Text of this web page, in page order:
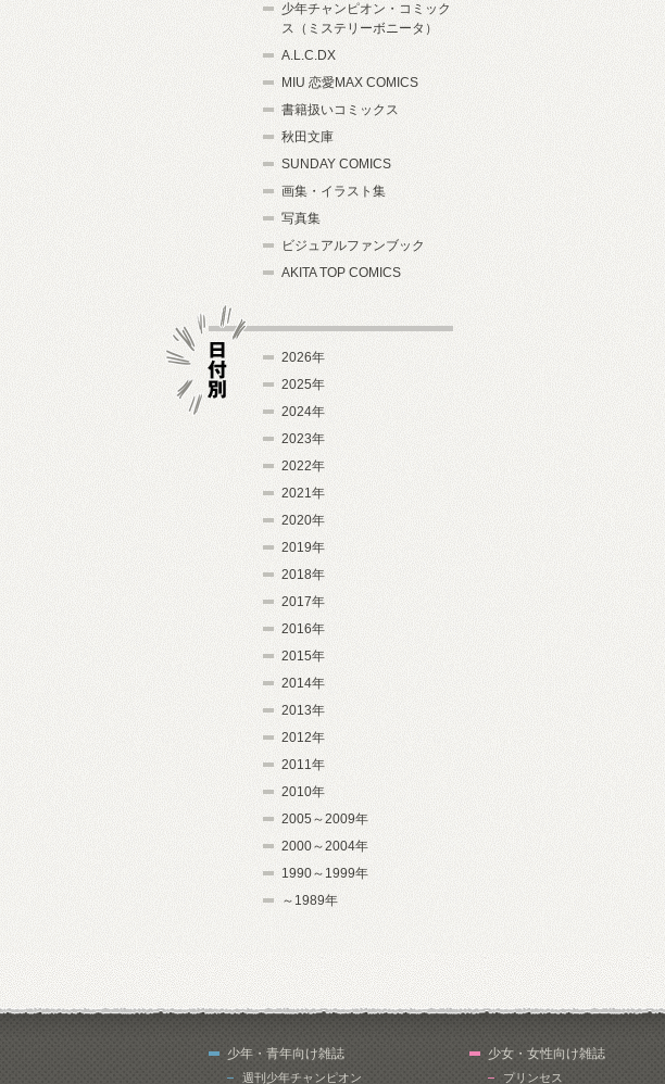
少年チャンピオン・コミック
ス（ミステリーボニータ）
A.L.C.DX
MIU 恋愛MAX COMICS
書籍扱いコミックス
秋田文庫
SUNDAY COMICS
画集・イラスト集
写真集
ビジュアルファンブック
AKITA TOP COMICS
2026年
2025年
2024年
2023年
2022年
2021年
2020年
2019年
2018年
2017年
2016年
2015年
2014年
2013年
2012年
2011年
2010年
2005～2009年
2000～2004年
1990～1999年
～1989年
少年・青年向け雑誌
週刊少年チャンピオン
少女・女性向け雑誌
プリンセス